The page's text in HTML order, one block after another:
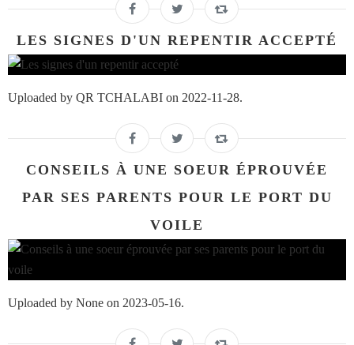
LES SIGNES D'UN REPENTIR ACCEPTÉ
Uploaded by QR TCHALABI on 2022-11-28.
CONSEILS À UNE SOEUR ÉPROUVÉE
PAR SES PARENTS POUR LE PORT DU
VOILE
Uploaded by None on 2023-05-16.